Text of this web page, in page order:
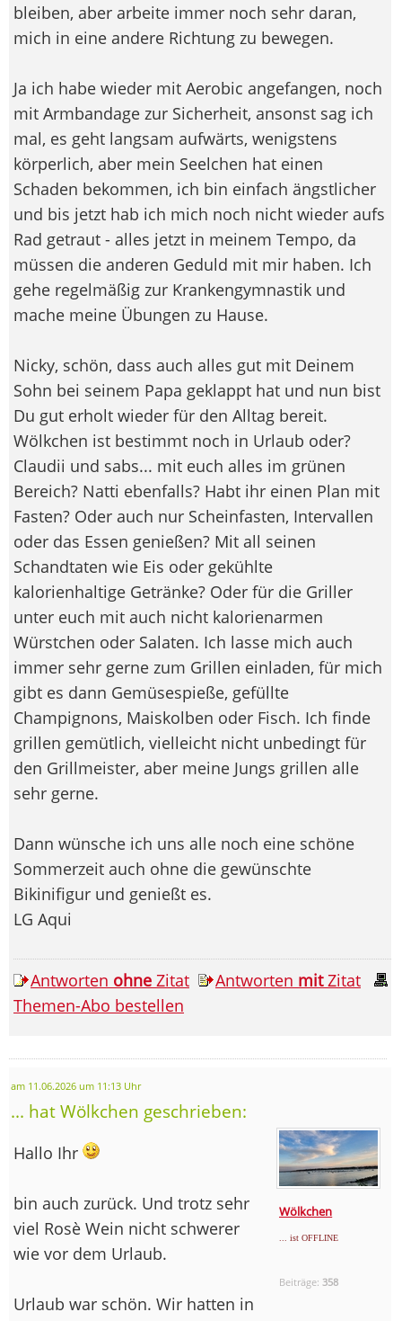
bleiben, aber arbeite immer noch sehr daran,
mich in eine andere Richtung zu bewegen.
Ja ich habe wieder mit Aerobic angefangen, noch
mit Armbandage zur Sicherheit, ansonst sag ich
mal, es geht langsam aufwärts, wenigstens
körperlich, aber mein Seelchen hat einen
Schaden bekommen, ich bin einfach ängstlicher
und bis jetzt hab ich mich noch nicht wieder aufs
Rad getraut - alles jetzt in meinem Tempo, da
müssen die anderen Geduld mit mir haben. Ich
gehe regelmäßig zur Krankengymnastik und
mache meine Übungen zu Hause.
Nicky, schön, dass auch alles gut mit Deinem
Sohn bei seinem Papa geklappt hat und nun bist
Du gut erholt wieder für den Alltag bereit.
Wölkchen ist bestimmt noch in Urlaub oder?
Claudii und sabs... mit euch alles im grünen
Bereich? Natti ebenfalls? Habt ihr einen Plan mit
Fasten? Oder auch nur Scheinfasten, Intervallen
oder das Essen genießen? Mit all seinen
Schandtaten wie Eis oder gekühlte
kalorienhaltige Getränke? Oder für die Griller
unter euch mit auch nicht kalorienarmen
Würstchen oder Salaten. Ich lasse mich auch
immer sehr gerne zum Grillen einladen, für mich
gibt es dann Gemüsespieße, gefüllte
Champignons, Maiskolben oder Fisch. Ich finde
grillen gemütlich, vielleicht nicht unbedingt für
den Grillmeister, aber meine Jungs grillen alle
sehr gerne.
Dann wünsche ich uns alle noch eine schöne
Sommerzeit auch ohne die gewünschte
Bikinifigur und genießt es.
LG Aqui
Antworten ohne Zitat Antworten mitZitat
Themen-Abo bestellen
am 11.06.2026 um 11:13 Uhr
... hat Wölkchen geschrieben:
Wölkchen
... ist OFFLINE
Beiträge:358
Hallo Ihr
bin auch zurück. Und trotz sehr
viel Rosè Wein nicht schwerer
wie vor dem Urlaub.
Urlaub war schön. Wir hatten in